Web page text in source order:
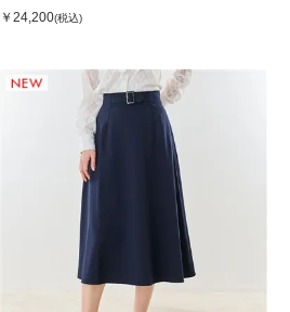
￥24,200(税込)